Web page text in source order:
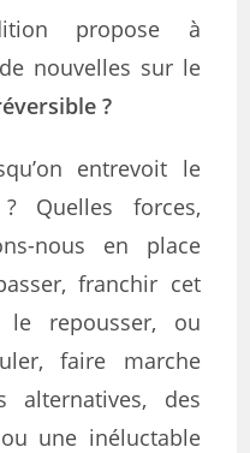
propose à
nouvelles sur le
?
entrevoit le
Quelles forces,
nous en place
franchir cet
repousser, ou
faire marche
des
une inéluctable